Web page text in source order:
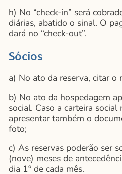
h) No “check-in” será
diárias, abatido o sinal. O
dará no “check-out”.
Sócios
a) No ato da reserva, citar o
b) No ato da hospedagem
social. Caso a carteira
apresentar também o
foto;
c) As reservas poderão ser
(nove) meses de
dia 1º de cada mês.